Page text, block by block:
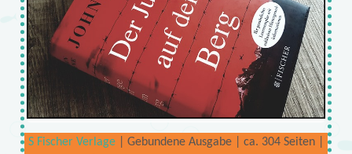
S Fischer Verlage | Gebundene Ausgabe | ca. 304 Seiten |